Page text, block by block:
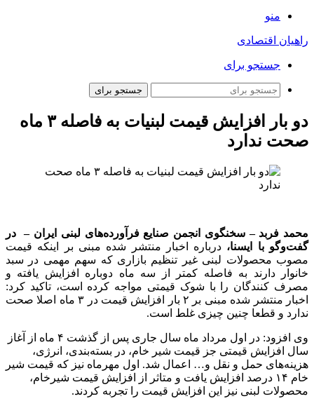
منو
راهیان اقتصادی
جستجو برای
جستجو برای
دو بار افزایش قیمت لبنیات به فاصله ۳ ماه
صحت ندارد
محمد فربد – سخنگوی انجمن صنایع فرآورده‌های لبنی ایران – در
گفت‌وگو با ایسنا، درباره اخبار منتشر شده مبنی بر اینکه قیمت
مصوب محصولات لبنی غیر تنظیم بازاری که سهم مهمی در سبد
خانوار دارند به فاصله کمتر از سه ماه دوباره افزایش یافته و
مصرف کنندگان را با شوک قیمتی مواجه کرده است، تاکید کرد:
اخبار منتشر شده مبنی بر ۲ بار افزایش قیمت در ۳ ماه اصلا صحت
ندارد و قطعا چنین چیزی غلط است‌.
وی افزود: در اول مرداد ماه سال جاری پس از گذشت ۴ ماه از آغاز
سال افزایش قیمتی جز قیمت شیر خام، در بسته‌بندی، انرژی،
هزینه‌های حمل و نقل و… اعمال شد. اول مهرماه نیز که قیمت شیر
خام ۱۴ درصد افزایش یافت و متاثر از افزایش قیمت شیرخام،
محصولات لبنی نیز این افزایش قیمت را تجربه کردند.